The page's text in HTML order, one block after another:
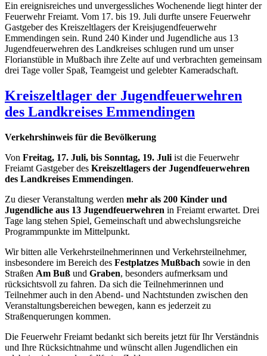
Ein ereignisreiches und unvergessliches Wochenende liegt hinter der
Feuerwehr Freiamt. Vom 17. bis 19. Juli durfte unsere Feuerwehr
Gastgeber des Kreiszeltlagers der Kreisjugendfeuerwehr
Emmendingen sein. Rund 240 Kinder und Jugendliche aus 13
Jugendfeuerwehren des Landkreises schlugen rund um unser
Florianstüble in Mußbach ihre Zelte auf und verbrachten gemeinsam
drei Tage voller Spaß, Teamgeist und gelebter Kameradschaft.
Kreiszeltlager der Jugendfeuerwehren
des Landkreises Emmendingen
Verkehrshinweis für die Bevölkerung
Von Freitag, 17. Juli, bis Sonntag, 19. Juli ist die Feuerwehr
Freiamt Gastgeber des Kreiszeltlagers der Jugendfeuerwehren
des Landkreises Emmendingen.
Zu dieser Veranstaltung werden mehr als 200 Kinder und
Jugendliche aus 13 Jugendfeuerwehren in Freiamt erwartet. Drei
Tage lang stehen Spiel, Gemeinschaft und abwechslungsreiche
Programmpunkte im Mittelpunkt.
Wir bitten alle Verkehrsteilnehmerinnen und Verkehrsteilnehmer,
insbesondere im Bereich des Festplatzes Mußbach sowie in den
Straßen Am Buß und Graben, besonders aufmerksam und
rücksichtsvoll zu fahren. Da sich die Teilnehmerinnen und
Teilnehmer auch in den Abend- und Nachtstunden zwischen den
Veranstaltungsbereichen bewegen, kann es jederzeit zu
Straßenquerungen kommen.
Die Feuerwehr Freiamt bedankt sich bereits jetzt für Ihr Verständnis
und Ihre Rücksichtnahme und wünscht allen Jugendlichen ein